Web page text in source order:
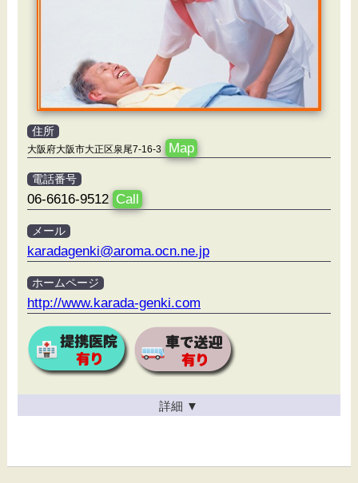
住所
大阪府大阪市大正区泉尾7-16-3 Map
電話番号
06-6616-9512 Call
メール
karadagenki@aroma.ocn.ne.jp
ホームページ
http://www.karada-genki.com
詳細 ▼